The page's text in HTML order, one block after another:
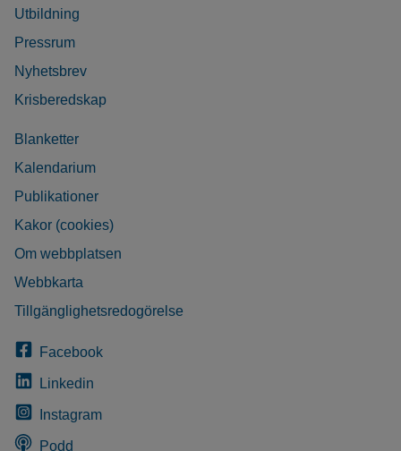
Utbildning
Pressrum
Nyhetsbrev
Krisberedskap
Blanketter
Kalendarium
Publikationer
Kakor (cookies)
Om webbplatsen
Webbkarta
Tillgänglighetsredogörelse
Facebook
Linkedin
Instagram
Podd